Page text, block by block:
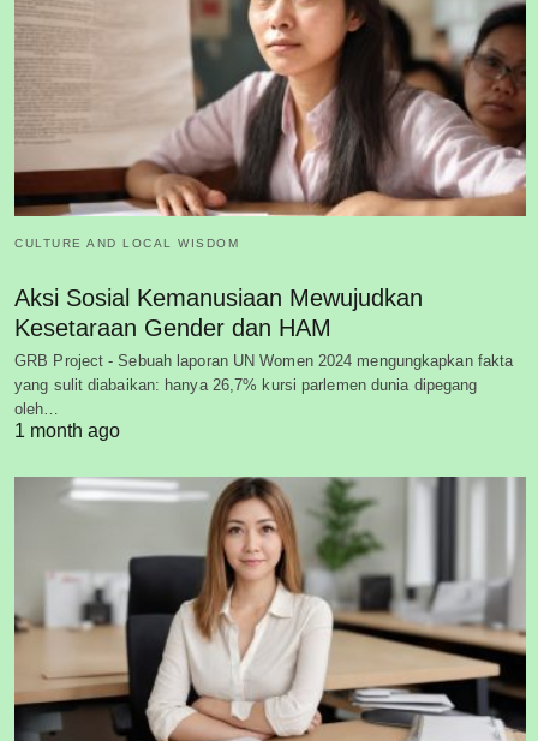
CULTURE AND LOCAL WISDOM
Aksi Sosial Kemanusiaan Mewujudkan
Kesetaraan Gender dan HAM
GRB Project - Sebuah laporan UN Women 2024 mengungkapkan fakta
yang sulit diabaikan: hanya 26,7% kursi parlemen dunia dipegang
oleh…
1 month ago